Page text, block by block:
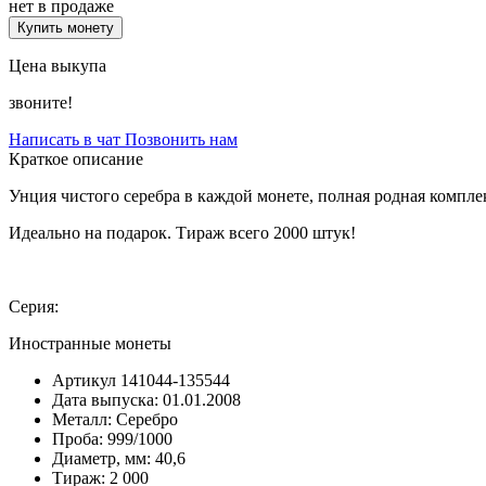
нет в продаже
Купить монету
Цена выкупа
звоните!
Написать в чат Позвонить нам
Краткое описание
Унция чистого серебра в каждой монете, полная родная
Идеально на подарок. Тираж всего 2000 штук!
Серия:
Иностранные монеты
Артикул 141044-135544
Дата выпуска: 01.01.2008
Металл: Серебро
Проба: 999/1000
Диаметр, мм: 40,6
Тираж: 2 000